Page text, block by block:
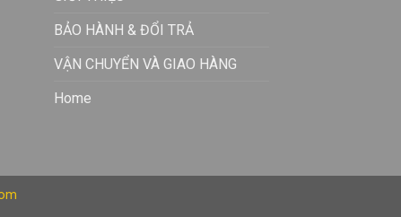
BẢO HÀNH & ĐỔI TRẢ
VẬN CHUYỂN VÀ GIAO HÀNG
Home